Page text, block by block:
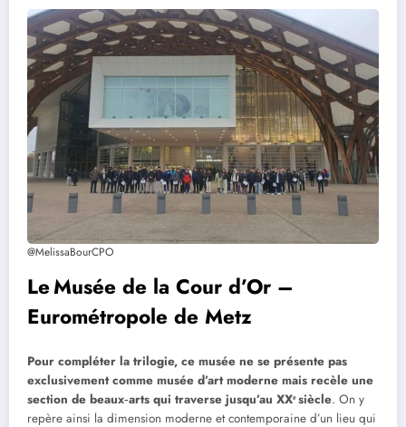
@MelissaBourCPO
Le Musée de la Cour d’Or –
Eurométropole de Metz
Pour compléter la trilogie, ce musée ne se présente pas
exclusivement comme musée d’art moderne mais recèle une
section de beaux‑arts qui traverse jusqu’au XXᵉ siècle. On y
repère ainsi la dimension moderne et contemporaine d’un lieu qui